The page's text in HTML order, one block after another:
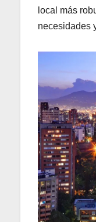
local más
necesidades